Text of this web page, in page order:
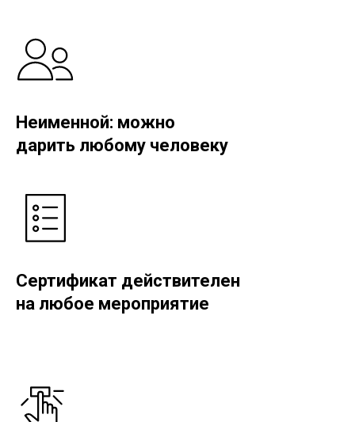
Неименной: можно
дарить любому человеку
Сертификат действителен
на любое мероприятие